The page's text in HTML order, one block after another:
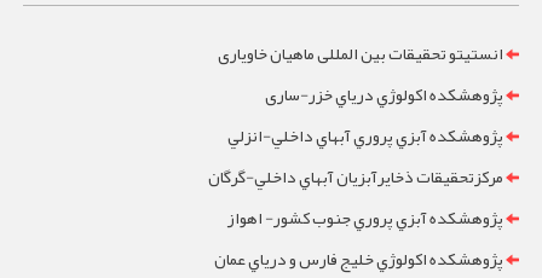
انستیتو تحقیقات بین المللی ماهیان خاویاری
پژوهشکده اکولوژي درياي خزر-ساری
پژوهشکده آبزي پروري آبهاي داخلي-انزلي
مرکزتحقيقات ذخايرآبزيان آبهاي داخلي-گرگان
پژوهشکده آبزي پروري جنوب کشور- اهواز
پژوهشکده اکولوژي خليج فارس و درياي عمان